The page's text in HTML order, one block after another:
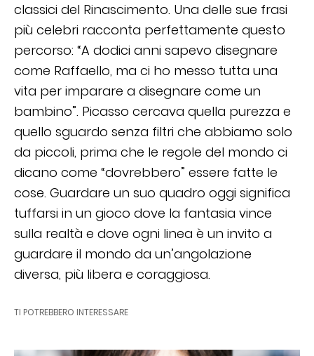
classici del Rinascimento. Una delle sue frasi
più celebri racconta perfettamente questo
percorso: “A dodici anni sapevo disegnare
come Raffaello, ma ci ho messo tutta una
vita per imparare a disegnare come un
bambino”. Picasso cercava quella purezza e
quello sguardo senza filtri che abbiamo solo
da piccoli, prima che le regole del mondo ci
dicano come “dovrebbero” essere fatte le
cose. Guardare un suo quadro oggi significa
tuffarsi in un gioco dove la fantasia vince
sulla realtà e dove ogni linea è un invito a
guardare il mondo da un’angolazione
diversa, più libera e coraggiosa.
TI POTREBBERO INTERESSARE